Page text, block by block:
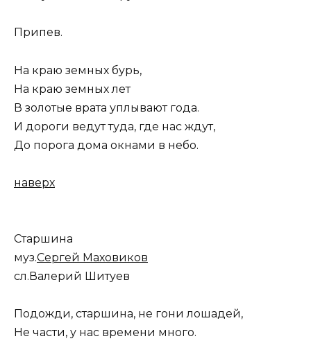
Припев.
На краю земных бурь,
На краю земных лет
В золотые врата уплывают года.
И дороги ведут туда, где нас ждут,
До порога дома окнами в небо.
наверх
Старшина
муз.Сергей Маховиков
сл.Валерий Шитуев
Подожди, старшина, не гони лошадей,
Не части, у нас времени много.